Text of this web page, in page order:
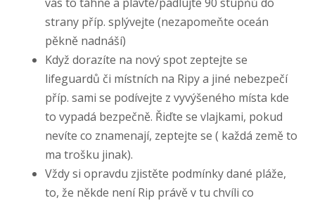
strany příp. splývejte (nezapomeňte oceán
pěkně nadnáší)
Když dorazíte na nový spot zeptejte se
lifeguardů či místních na Ripy a jiné nebezpečí
příp. sami se podívejte z vyvýšeného místa kde
to vypadá bezpečně. Řiďte se vlajkami, pokud
nevíte co znamenají, zeptejte se ( každá země to
ma trošku jinak).
Vždy si opravdu zjistěte podmínky dané pláže,
to, že někde není Rip právě v tu chvíli co